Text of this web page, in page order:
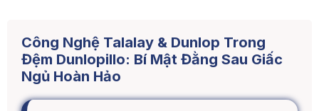
Công Nghệ Talalay & Dunlop Trong
Đệm Dunlopillo: Bí Mật Đằng Sau Giấc
Ngủ Hoàn Hảo